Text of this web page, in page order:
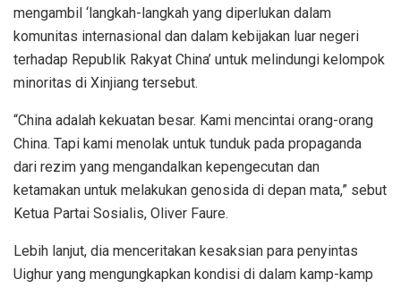
mengambil ‘langkah-langkah yang diperlukan dalam
komunitas internasional dan dalam kebijakan luar negeri
terhadap Republik Rakyat China’ untuk melindungi kelompok
minoritas di Xinjiang tersebut.
“China adalah kekuatan besar. Kami mencintai orang-orang
China. Tapi kami menolak untuk tunduk pada propaganda
dari rezim yang mengandalkan kepengecutan dan
ketamakan untuk melakukan genosida di depan mata,” sebut
Ketua Partai Sosialis, Oliver Faure.
Lebih lanjut, dia menceritakan kesaksian para penyintas
Uighur yang mengungkapkan kondisi di dalam kamp-kamp